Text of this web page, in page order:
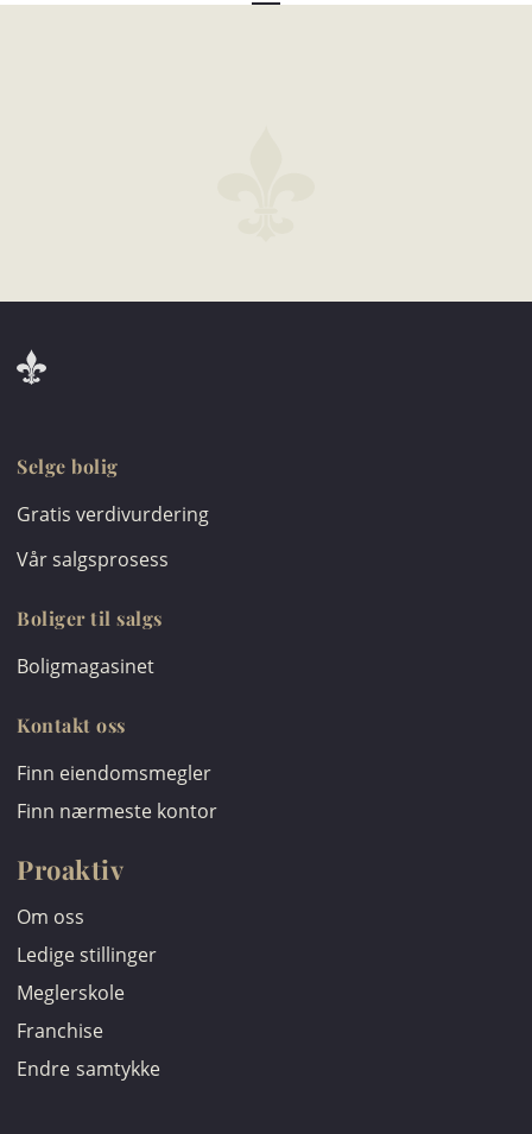
Selge bolig
Gratis verdivurdering
Vår salgsprosess
Boliger til salgs
Boligmagasinet
Kontakt oss
Finn eiendomsmegler
Finn nærmeste kontor
Proaktiv
Om oss
Ledige stillinger
Meglerskole
Franchise
Endre samtykke